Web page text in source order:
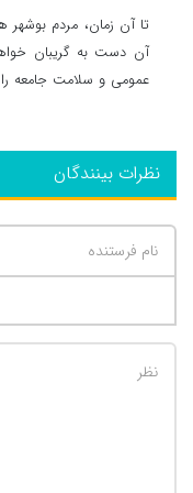
تا آن زمان، مردم
آن دست به گریبان
عمومی و سلامت جامعه
نظرات بینندگان